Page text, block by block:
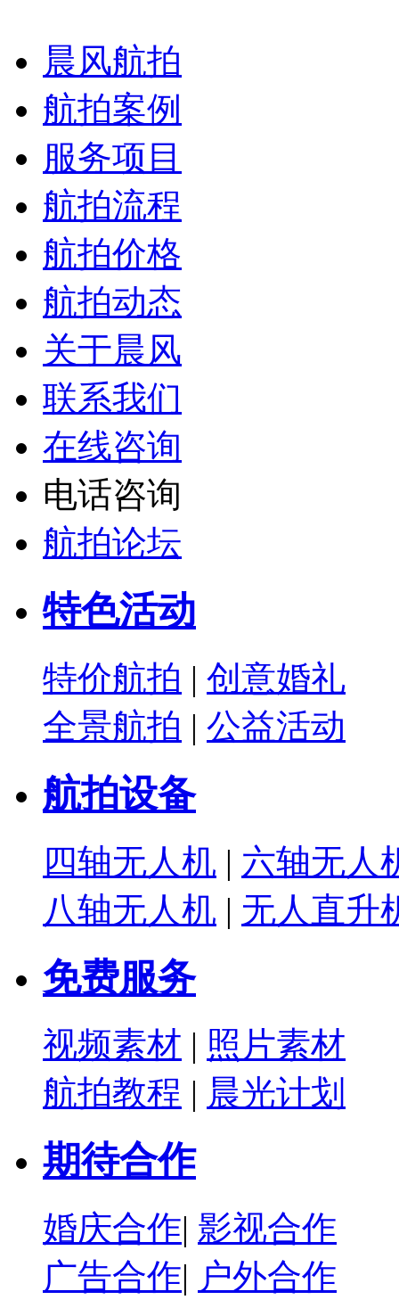
晨风航拍
航拍案例
服务项目
航拍流程
航拍价格
航拍动态
关于晨风
联系我们
在线咨询
电话咨询
航拍论坛
特色活动
特价航拍 | 创意婚礼
全景航拍 | 公益活动
航拍设备
四轴无人机 | 六轴无人
八轴无人机 | 无人直升
免费服务
视频素材 | 照片素材
航拍教程 | 晨光计划
期待合作
婚庆合作| 影视合作
广告合作| 户外合作